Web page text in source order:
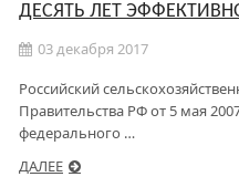
ДЕСЯТЬ ЛЕТ
03 декабря 2017
Российский
Правительства РФ от 5 мая
федерального …
ДАЛЕЕ